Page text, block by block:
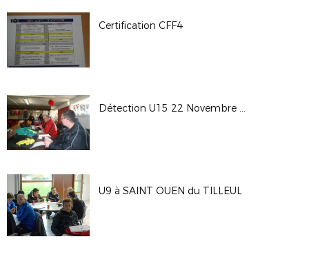
Certification CFF4
Détection U15 22 Novembre 2017
U9 à SAINT OUEN du TILLEUL